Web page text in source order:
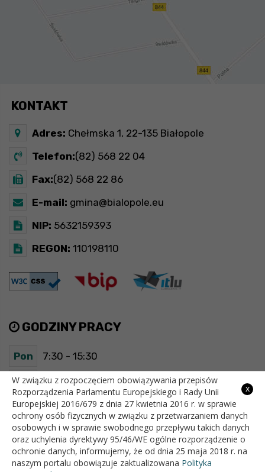
KONTAKT
Adres: Chełmska 1, 22-135 Białopole
Telefon:(82) 568 22 04
Fax:(82) 568 22 86
E-mail: gmina@bialopole.eu
NIP: 5632159393
REGON: 110198110
GODZINY PRACY
Pon 7:30 - 15:30
Wt 7:30 - 15:30
Śr 7:30 - 15:30
Czw 7:30 - 15:30
Pt 7:30 - 15:30
x
W związku z rozpoczęciem obowiązywania przepisów
Rozporządzenia Parlamentu Europejskiego i Rady Unii
Europejskiej 2016/679 z dnia 27 kwietnia 2016 r. w sprawie
ochrony osób fizycznych w związku z przetwarzaniem danych
osobowych i w sprawie swobodnego przepływu takich danych
oraz uchylenia dyrektywy 95/46/WE ogólne rozporządzenie o
ochronie danych, informujemy, że od dnia 25 maja 2018 r. na
naszym portalu obowiązuje zaktualizowana Polityka